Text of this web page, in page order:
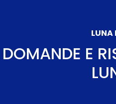
LUNA
DOMANDE E